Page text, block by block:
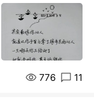
776 11